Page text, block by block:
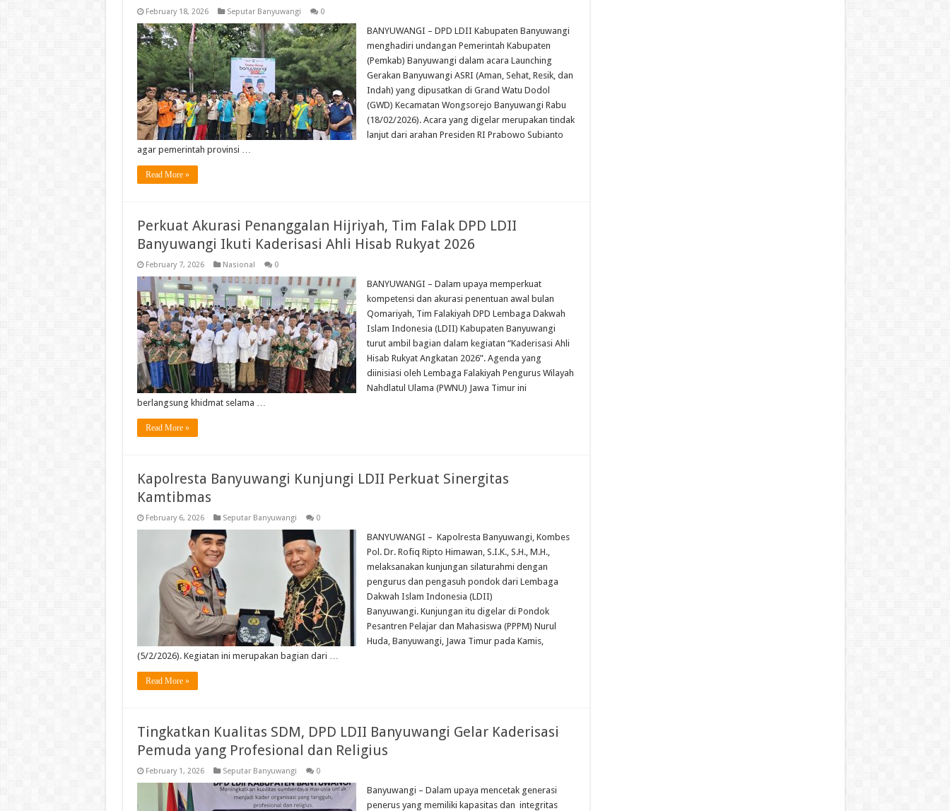
February 18, 2026 Seputar Banyuwangi 0
BANYUWANGI – DPD LDII Kabupaten Banyuwangi
menghadiri undangan Pemerintah Kabupaten
(Pemkab) Banyuwangi dalam acara Launching
Gerakan Banyuwangi ASRI (Aman, Sehat, Resik, dan
Indah) yang dipusatkan di Grand Watu Dodol
(GWD) Kecamatan Wongsorejo Banyuwangi Rabu
(18/02/2026). Acara yang digelar merupakan tindak
lanjut dari arahan Presiden RI Prabowo Subianto
agar pemerintah provinsi …
Read More »
Perkuat Akurasi Penanggalan Hijriyah, Tim Falak DPD LDII
Banyuwangi Ikuti Kaderisasi Ahli Hisab Rukyat 2026
February 7, 2026 Nasional 0
BANYUWANGI – Dalam upaya memperkuat
kompetensi dan akurasi penentuan awal bulan
Qomariyah, Tim Falakiyah DPD Lembaga Dakwah
Islam Indonesia (LDII) Kabupaten Banyuwangi
turut ambil bagian dalam kegiatan “Kaderisasi Ahli
Hisab Rukyat Angkatan 2026”. Agenda yang
diinisiasi oleh Lembaga Falakiyah Pengurus Wilayah
Nahdlatul Ulama (PWNU) Jawa Timur ini
berlangsung khidmat selama …
Read More »
Kapolresta Banyuwangi Kunjungi LDII Perkuat Sinergitas
Kamtibmas
February 6, 2026 Seputar Banyuwangi 0
BANYUWANGI – Kapolresta Banyuwangi, Kombes
Pol. Dr. Rofiq Ripto Himawan, S.I.K., S.H., M.H.,
melaksanakan kunjungan silaturahmi dengan
pengurus dan pengasuh pondok dari Lembaga
Dakwah Islam Indonesia (LDII)
Banyuwangi. Kunjungan itu digelar di Pondok
Pesantren Pelajar dan Mahasiswa (PPPM) Nurul
Huda, Banyuwangi, Jawa Timur pada Kamis,
(5/2/2026). Kegiatan ini merupakan bagian dari …
Read More »
Tingkatkan Kualitas SDM, DPD LDII Banyuwangi Gelar Kaderisasi
Pemuda yang Profesional dan Religius
February 1, 2026 Seputar Banyuwangi 0
Banyuwangi – Dalam upaya mencetak generasi
penerus yang memiliki kapasitas dan integritas